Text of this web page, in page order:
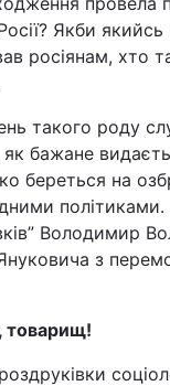
Якби
росіянам, хто
такого роду
бажане
береться на
політиками.
Володимир
з
товарищ!